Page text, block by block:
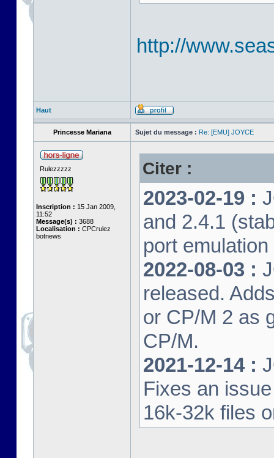
http://
Haut
Princesse Mariana Sujet du message : Re: [EMU] JOYCE
Rulezzzzz
Inscription : 15 Jan 2009,
11:52
Message(s) : 3688
Localisation : CPCrulez
botnews
Citer :
2023-02-19 :
and 2.4.1
port
2022-08-03 :
released.
or CP/M 2 as
CP/M.
2021-12-14 :
Fixes an
16k-32k files